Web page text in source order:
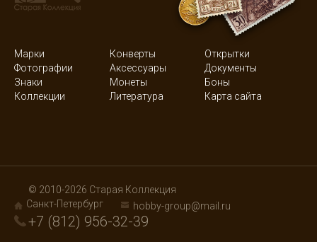
Марки Конверты
Открытки
Фотографии
Аксессуары
Документы
Знаки
Монеты
Боны
Коллекции
Литература Карта сайта
© 2010-2026 Старая Коллекция
Санкт-Петербург
hobby-group@mail.ru
+7 (812) 956-32-39